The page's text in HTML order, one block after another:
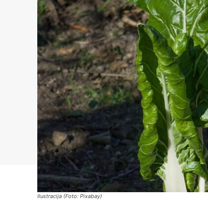
Ilustracija (Foto: Pixabay)